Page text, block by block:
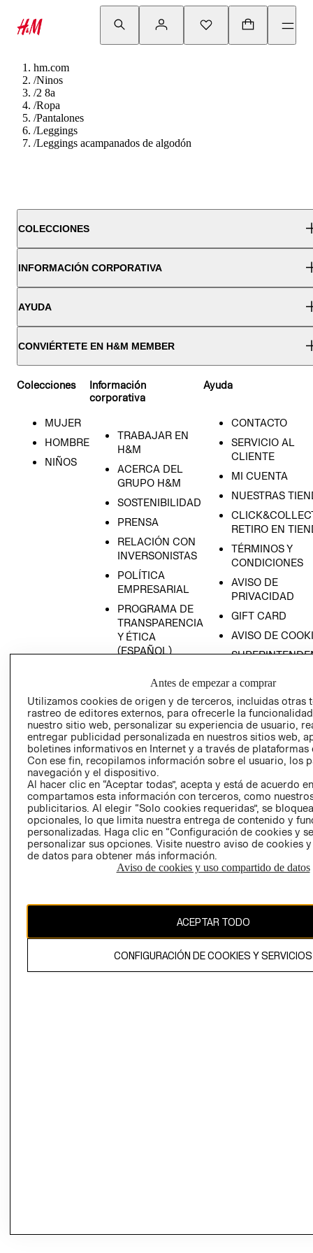
hm.com
/Ninos
/2 8a
/Ropa
/Pantalones
/Leggings
/Leggings acampanados de algodón
COLECCIONES
INFORMACIÓN CORPORATIVA
AYUDA
CONVIÉRTETE EN H&M MEMBER
Colecciones
MUJER
HOMBRE
NIÑOS
Información
corporativa
TRABAJAR EN
H&M
ACERCA DEL
GRUPO H&M
SOSTENIBILIDAD
PRENSA
RELACIÓN CON
INVERSONISTAS
POLÍTICA
EMPRESARIAL
PROGRAMA DE
TRANSPARENCIA
Y ÉTICA
(ESPAÑOL)
TRANSPARENCIA
Y ÉTICA (INGLÉS)
Ayuda
CONTACTO
SERVICIO AL
CLIENTE
MI CUENTA
NUESTRAS
RETIRO EN
TÉRMINOS Y
CONDICIONES
AVISO DE
PRIVACIDAD
GIFT CARD
AVISO DE
COMERCIO - SIC
PETICIONES
QUEJAS Y
RECLAMOS
Colombia ($)
CAMBIAR REGIÓN
propiedad de H&M Hennes & Mauritz AB.
Antes de empezar a comprar
Utilizamos cookies de origen y de terceros, incluidas otras
rastreo de editores externos, para ofrecerle la
nuestro sitio web, personalizar su experiencia de usuario,
entregar publicidad personalizada en nuestros sitios web,
boletines informativos en Internet y a través de plataformas
Con ese fin, recopilamos información sobre el usuario, los
navegación y el dispositivo.
Al hacer clic en “Aceptar todas”, acepta y está de acuerdo
compartamos esta información con terceros, como
publicitarios. Al elegir “Solo cookies requeridas”, se
opcionales, lo que limita nuestra entrega de contenido y
personalizadas. Haga clic en “Configuración de cookies y
personalizar sus opciones. Visite nuestro aviso de cookies
de datos para obtener más información.
Aviso de cookies y uso compartido de datos
ACEPTAR TODO
CONFIGURACIÓN DE COOKIES Y SERVICIOS